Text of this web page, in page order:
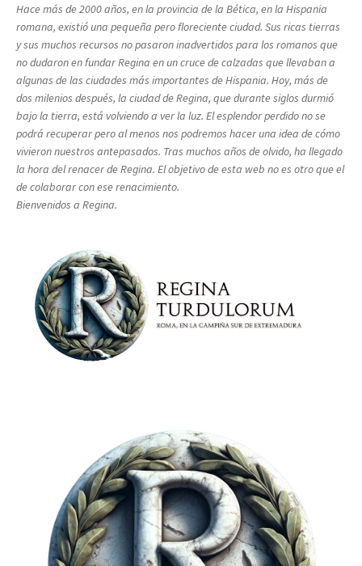
Hace más de 2000 años, en la provincia de la Bética, en la Hispania
romana, existió una pequeña pero floreciente ciudad. Sus ricas tierras
y sus muchos recursos no pasaron inadvertidos para los romanos que
no dudaron en fundar Regina en un cruce de calzadas que llevaban a
algunas de las ciudades más importantes de Hispania. Hoy, más de
dos milenios después, la ciudad de Regina, que durante siglos durmió
bajo la tierra, está volviendo a ver la luz. El esplendor perdido no se
podrá recuperar pero al menos nos podremos hacer una idea de cómo
vivieron nuestros antepasados. Tras muchos años de olvido, ha llegado
la hora del renacer de Regina. El objetivo de esta web no es otro que el
de colaborar con ese renacimiento.
Bienvenidos a Regina.